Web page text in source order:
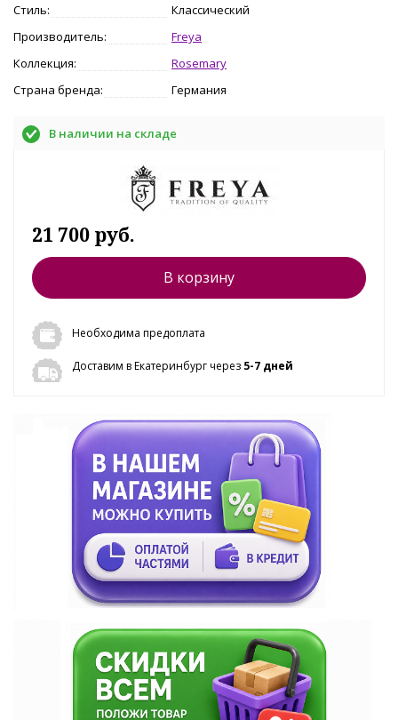
Стиль:
Классический
Производитель:
Freya
Коллекция:
Rosemary
Страна бренда:
Германия
В наличии на складе
21 700 руб.
В корзину
Необходима предоплата
Доставим в Екатеринбург через 5-7 дней